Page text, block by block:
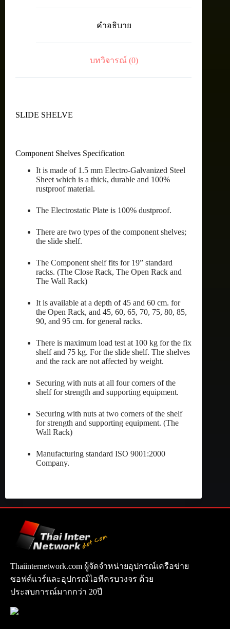
คำอธิบาย
บทวิจารณ์ (0)
SLIDE SHELVE
Component Shelves Specification
It is made of 1.5 mm Electro-Galvanized Steel
Sheet which is a thick, durable and 100%
rustproof material.
The Electrostatic Plate is 100% dustproof.
There are two types of the component shelves;
the slide shelf.
The Component shelf fits for 19” standard
racks. (The Close Rack, The Open Rack and
The Wall Rack)
It is available at a depth of 45 and 60 cm. for
the Open Rack, and 45, 60, 65, 70, 75, 80, 85,
90, and 95 cm. for general racks.
There is maximum load test at 100 kg for the fix
shelf and 75 kg. For the slide shelf. The shelves
and the rack are not affected by weight.
Securing with nuts at all four corners of the
shelf for strength and supporting equipment.
Securing with nuts at two corners of the shelf
for strength and supporting equipment. (The
Wall Rack)
Manufacturing standard ISO 9001:2000
Company.
Thaiinternetwork.com ผู้จัดจำหน่ายอุปกรณ์เครือข่าย
ซอฟต์แวร์และอุปกรณ์ไอทีครบวงจร ด้วย
ประสบการณ์มากกว่า 20ปี